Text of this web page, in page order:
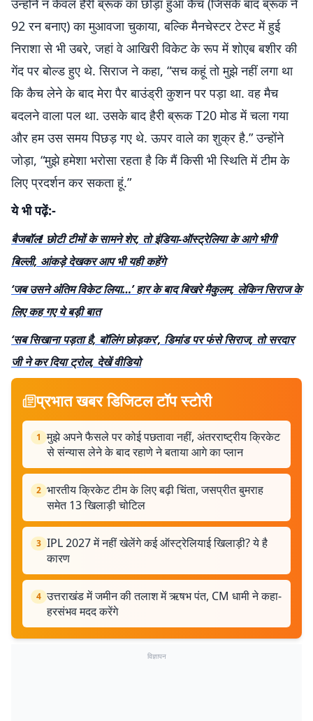
उन्होंने न केवल हैरी ब्रूक का छोड़ा हुआ कैच (जिसके बाद ब्रूक ने
92 रन बनाए) का मुआवजा चुकाया, बल्कि मैनचेस्टर टेस्ट में हुई
निराशा से भी उबरे, जहां वे आखिरी विकेट के रूप में शोएब बशीर की
गेंद पर बोल्ड हुए थे. सिराज ने कहा, “सच कहूं तो मुझे नहीं लगा था
कि कैच लेने के बाद मेरा पैर बाउंड्री कुशन पर पड़ा था. वह मैच
बदलने वाला पल था. उसके बाद हैरी ब्रूक T20 मोड में चला गया
और हम उस समय पिछड़ गए थे. ऊपर वाले का शुक्र है.” उन्होंने
जोड़ा, “मुझे हमेशा भरोसा रहता है कि मैं किसी भी स्थिति में टीम के
लिए प्रदर्शन कर सकता हूं.”
ये भी पढ़ें:-
बैजबॉल! छोटी टीमों के सामने शेर, तो इंडिया-ऑस्ट्रेलिया के आगे भीगी
बिल्ली, आंकड़े देखकर आप भी यही कहेंगे
‘जब उसने अंंतिम विकेट लिया…’ हार के बाद बिखरे मैकुलम, लेकिन सिराज के
लिए कह गए ये बड़ी बात
‘सब सिखाना पड़ता है, बॉलिंग छोड़कर’, डिमांड पर फंसे सिराज, तो सरदार
जी ने कर दिया ट्रोल, देखें वीडियो
प्रभात खबर डिजिटल टॉप स्टोरी
1 मुझे अपने फैसले पर कोई पछतावा नहीं, अंतरराष्ट्रीय क्रिकेट
से संन्यास लेने के बाद रहाणे ने बताया आगे का प्लान
2 भारतीय क्रिकेट टीम के लिए बढ़ी चिंता, जसप्रीत बुमराह
समेत 13 खिलाड़ी चोटिल
3 IPL 2027 में नहीं खेलेंगे कई ऑस्ट्रेलियाई खिलाड़ी? ये है
कारण
4 उत्तराखंड में जमीन की तलाश में ऋषभ पंत, CM धामी ने कहा-
हरसंभव मदद करेंगे
विज्ञापन